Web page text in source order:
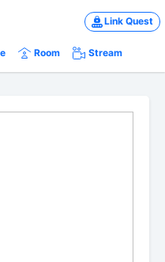
Link Quest
Room Stream